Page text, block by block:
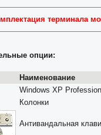
терминала
опции:
Наименование
Windows XP
Колонки
Антивандальная